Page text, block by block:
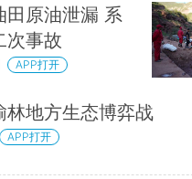
田原油泄漏 系
次事故
APP打开
林地方生态博弈战
APP打开